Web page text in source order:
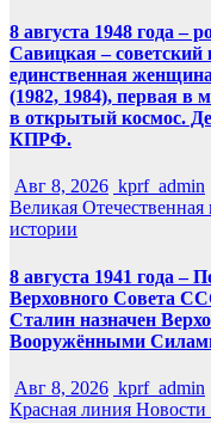
8 августа 1948 года –
Савицкая – советский
единственная
(1982, 1984), первая
в открытый космос.
КПРФ.
Авг 8, 2026 kprf_admin
Великая Отечественная
истории
8 августа 1941 года –
Верховного Совета
Сталин назначен
Вооружёнными
Авг 8, 2026 kprf_admin
Красная линия Новости